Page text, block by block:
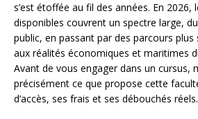
s’est étoffée au fil des années. En 2026,
disponibles couvrent un spectre large,
public, en passant par des parcours plus
aux réalités économiques et maritimes
Avant de vous engager dans un cursus,
précisément ce que propose cette
d’accès, ses frais et ses débouchés réels.